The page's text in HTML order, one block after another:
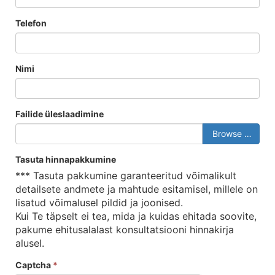
Telefon
Nimi
Failide üleslaadimine
Browse …
Tasuta hinnapakkumine
*** Tasuta pakkumine garanteeritud võimalikult
detailsete andmete ja mahtude esitamisel, millele on
lisatud võimalusel pildid ja joonised.
Kui Te täpselt ei tea, mida ja kuidas ehitada soovite,
pakume ehitusalalast konsultatsiooni hinnakirja
alusel.
Captcha *